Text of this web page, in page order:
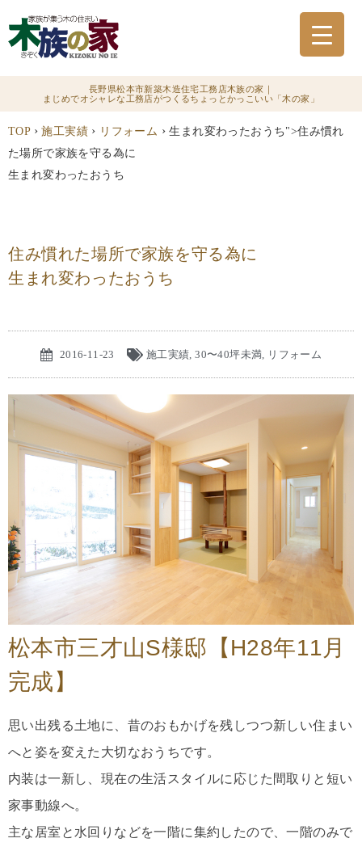
長野県松本市新築木造住宅工務店木族の家｜
まじめでオシャレな工務店がつくるちょっとかっこいい「木の家」
TOP › 施工実績 › リフォーム › 生まれ変わったおうち">住み慣れ
た場所で家族を守る為に
生まれ変わったおうち
住み慣れた場所で家族を守る為に
生まれ変わったおうち
2016-11-23 施工実績,30〜40坪未満, リフォーム
松本市三才山S様邸【H28年11月
完成】
思い出残る土地に、昔のおもかげを残しつつ新しい住まい
へと姿を変えた大切なおうちです。
内装は一新し、現在の生活スタイルに応じた間取りと短い
家事動線へ。
主な居室と水回りなどを一階に集約したので、一階のみで